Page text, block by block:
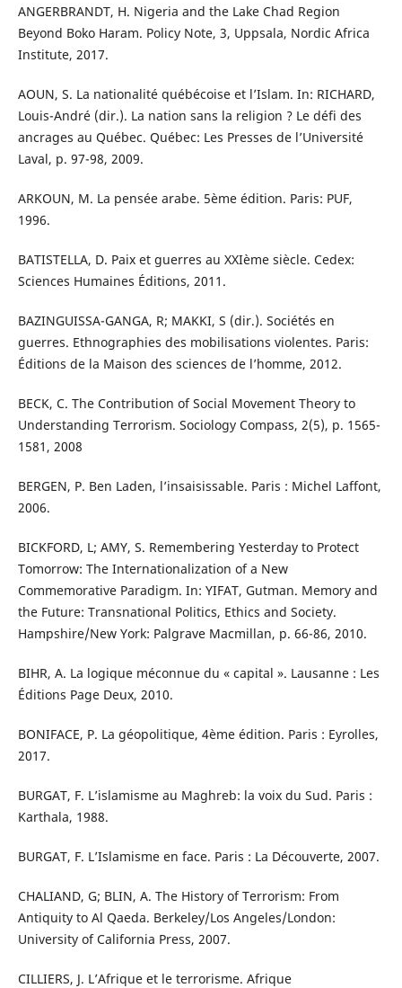
ANGERBRANDT, H. Nigeria and the Lake Chad Region
Beyond Boko Haram. Policy Note, 3, Uppsala, Nordic Africa
Institute, 2017.
AOUN, S. La nationalité québécoise et l’Islam. In: RICHARD,
Louis-André (dir.). La nation sans la religion ? Le défi des
ancrages au Québec. Québec: Les Presses de l’Université
Laval, p. 97-98, 2009.
ARKOUN, M. La pensée arabe. 5ème édition. Paris: PUF,
1996.
BATISTELLA, D. Paix et guerres au XXIème siècle. Cedex:
Sciences Humaines Éditions, 2011.
BAZINGUISSA-GANGA, R; MAKKI, S (dir.). Sociétés en
guerres. Ethnographies des mobilisations violentes. Paris:
Éditions de la Maison des sciences de l’homme, 2012.
BECK, C. The Contribution of Social Movement Theory to
Understanding Terrorism. Sociology Compass, 2(5), p. 1565-
1581, 2008
BERGEN, P. Ben Laden, l’insaisissable. Paris : Michel Laffont,
2006.
BICKFORD, L; AMY, S. Remembering Yesterday to Protect
Tomorrow: The Internationalization of a New
Commemorative Paradigm. In: YIFAT, Gutman. Memory and
the Future: Transnational Politics, Ethics and Society.
Hampshire/New York: Palgrave Macmillan, p. 66-86, 2010.
BIHR, A. La logique méconnue du « capital ». Lausanne : Les
Éditions Page Deux, 2010.
BONIFACE, P. La géopolitique, 4ème édition. Paris : Eyrolles,
2017.
BURGAT, F. L’islamisme au Maghreb: la voix du Sud. Paris :
Karthala, 1988.
BURGAT, F. L’Islamisme en face. Paris : La Découverte, 2007.
CHALIAND, G; BLIN, A. The History of Terrorism: From
Antiquity to Al Qaeda. Berkeley/Los Angeles/London:
University of California Press, 2007.
CILLIERS, J. L’Afrique et le terrorisme. Afrique